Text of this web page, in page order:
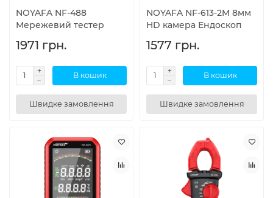
NOYAFA NF-488
Мережевий тестер
1971 грн.
В кошик
Швидке замовлення
NOYAFA NF-613-2M 8мм
HD камера Ендоскоп
1577 грн.
В кошик
Швидке замовлення